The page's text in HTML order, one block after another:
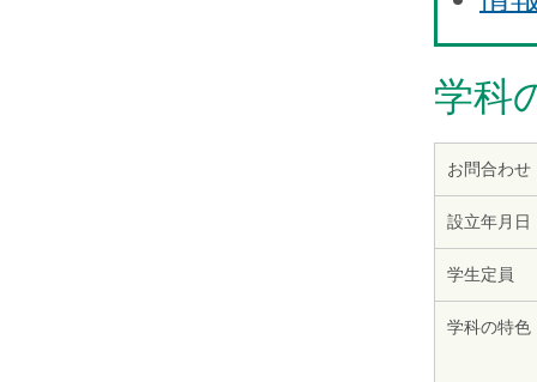
学科
お問合わせ
設立年月日
学生定員
学科の特色